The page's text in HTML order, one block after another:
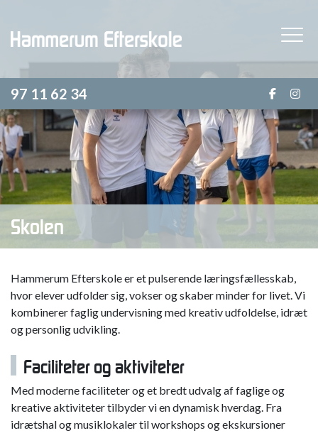
hovedindhold
97 11 62 34
Skolen
Hammerum Efterskole er et pulserende læringsfællesskab,
hvor elever udfolder sig, vokser og skaber minder for livet. Vi
kombinerer faglig undervisning med kreativ udfoldelse, idræt
og personlig udvikling.
Faciliteter og aktiviteter
Med moderne faciliteter og et bredt udvalg af faglige og
kreative aktiviteter tilbyder vi en dynamisk hverdag. Fra
idrætshal og musiklokaler til workshops og ekskursioner